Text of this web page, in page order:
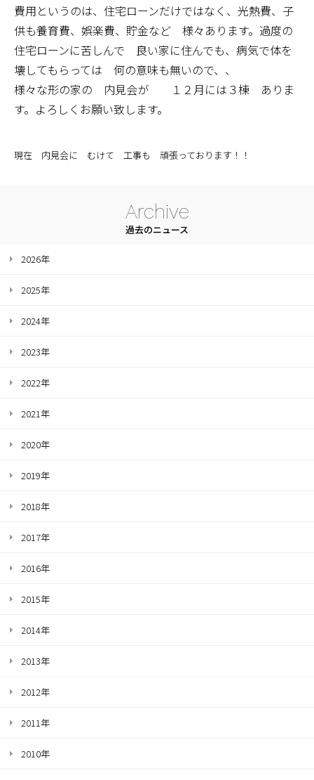
費用というのは、住宅ローンだけではなく、光熱費、子
供も養育費、娯楽費、貯金など 様々あります。過度の
住宅ローンに苦しんで 良い家に住んでも、病気で体を
壊してもらっては 何の意味も無いので、、
様々な形の家の 内見会が １２月には３棟 ありま
す。よろしくお願い致します。
現在 内見会に むけて 工事も 頑張っております！！
Archive
過去のニュース
2026年
2025年
2024年
2023年
2022年
2021年
2020年
2019年
2018年
2017年
2016年
2015年
2014年
2013年
2012年
2011年
2010年